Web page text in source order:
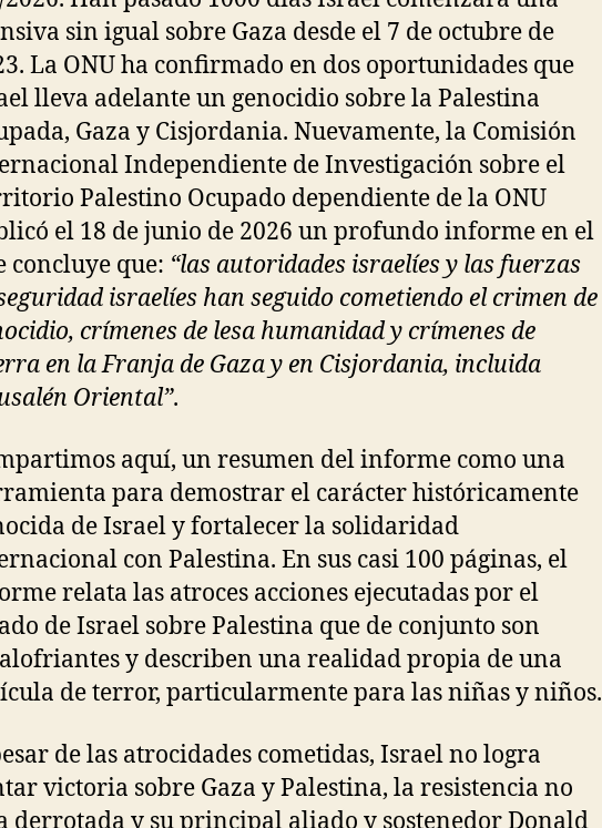
sin igual sobre Gaza desde el 7 de octubre de
La ONU ha confirmado en dos oportunidades que
lleva adelante un genocidio sobre la Palestina
Gaza y Cisjordania. Nuevamente, la Comisión
Independiente de Investigación sobre el
Palestino Ocupado dependiente de la ONU
el 18 de junio de 2026 un profundo informe en el
concluye que: “las autoridades israelíes y las fuerzas
israelíes han seguido cometiendo el crimen de
crímenes de lesa humanidad y crímenes de
en la Franja de Gaza y en Cisjordania, incluida
Oriental”.
aquí, un resumen del informe como una
para demostrar el carácter históricamente
de Israel y fortalecer la solidaridad
con Palestina. En sus casi 100 páginas, el
relata las atroces acciones ejecutadas por el
de Israel sobre Palestina que de conjunto son
y describen una realidad propia de una
de terror, particularmente para las niñas y niños.
de las atrocidades cometidas, Israel no logra
victoria sobre Gaza y Palestina, la resistencia no